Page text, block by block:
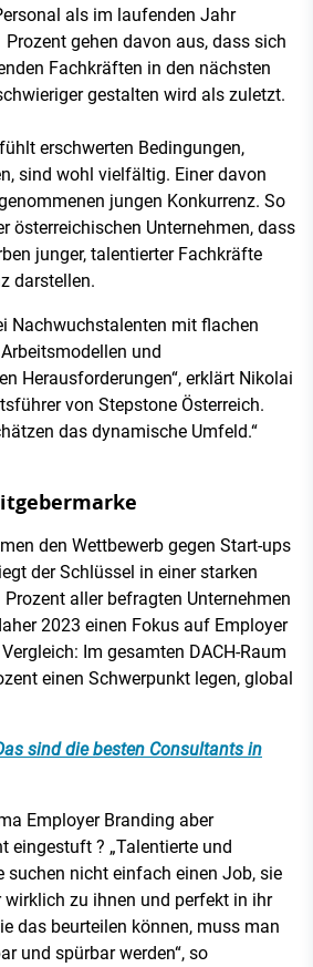
als im laufenden Jahr
gehen davon aus, dass sich
Fachkräften in den nächsten
gestalten wird als zuletzt.
erschwerten Bedingungen,
sind wohl vielfältig. Einer davon
jungen Konkurrenz. So
österreichischen Unternehmen, dass
junger, talentierter Fachkräfte
darstellen.
Nachwuchstalenten mit flachen
und
Herausforderungen“, erklärt Nikolai
von Stepstone Österreich.
das dynamische Umfeld.“
den Wettbewerb gegen Start-ups
der Schlüssel in einer starken
aller befragten Unternehmen
2023 einen Fokus auf Employer
Im gesamten DACH-Raum
einen Schwerpunkt legen, global
sind die besten Consultants in
Employer Branding aber
eingestuft ? „Talentierte und
suchen nicht einfach einen Job, sie
wirklich zu ihnen und perfekt in ihr
das beurteilen können, muss man
und spürbar werden“, so